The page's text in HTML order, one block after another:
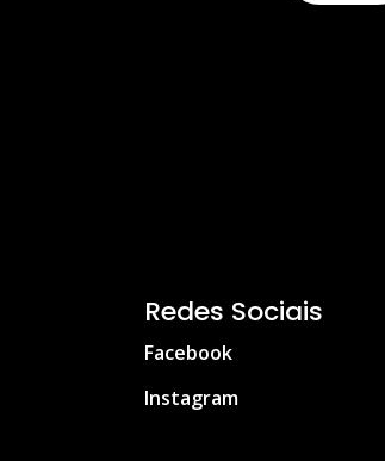
Redes Sociais
Facebook
Instagram